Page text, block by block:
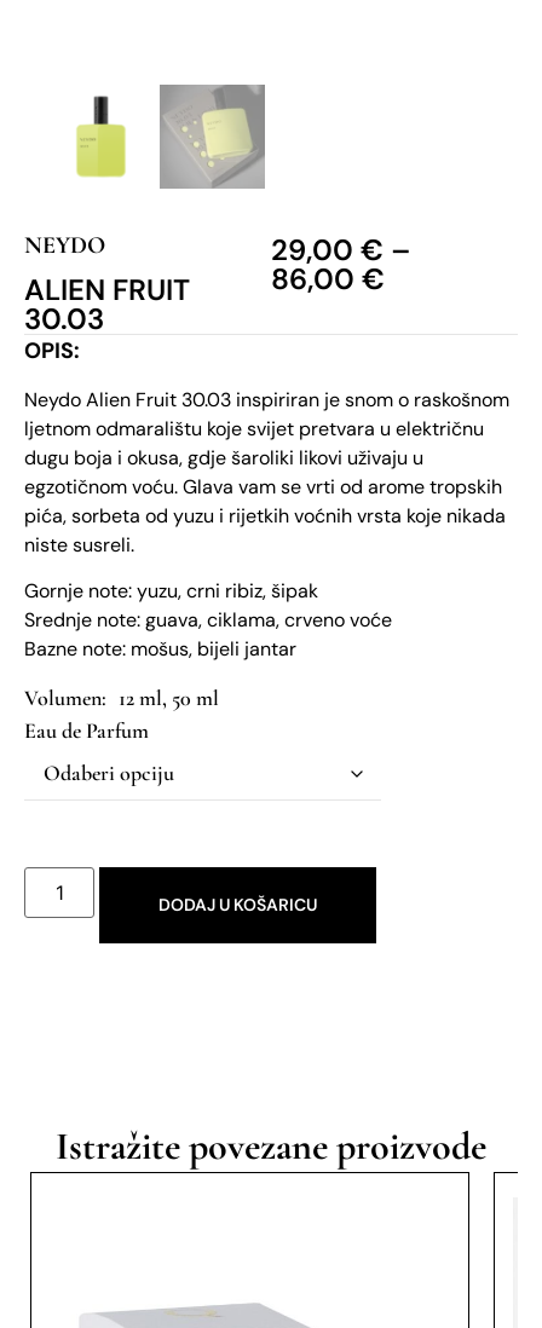
NEYDO
ALIEN FRUIT
30.03
29,00 € –
86,00 €
OPIS:
Neydo Alien Fruit 30.03 inspiriran je snom o raskošnom
ljetnom odmaralištu koje svijet pretvara u električnu
dugu boja i okusa, gdje šaroliki likovi uživaju u
egzotičnom voću. Glava vam se vrti od arome tropskih
pića, sorbeta od yuzu i rijetkih voćnih vrsta koje nikada
niste susreli.
Gornje note: yuzu, crni ribiz, šipak
Srednje note: guava, ciklama, crveno voće
Bazne note: mošus, bijeli jantar
12 ml, 50 ml
Eau de Parfum
DODAJ U KOŠARICU
Istražite povezane proizvode